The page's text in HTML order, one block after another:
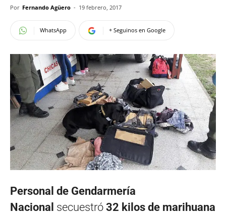
Por Fernando Agüero - 19 febrero, 2017
WhatsApp + Seguinos en Google
Personal de Gendarmería
Nacional secuestró 32 kilos de marihuana